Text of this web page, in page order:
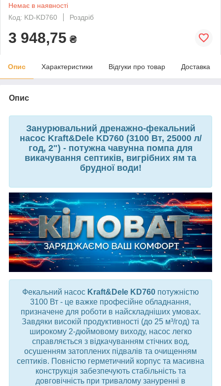
Немає в наявності
Код: KD-KD760
Роздріб
3 948,75 ₴
Опис Характеристики Відгуки про товар Доставка
Опис
Занурювальний дренажно-фекальний
насос Kraft&Dele KD760 (3100 Вт, 25000 л/
год, 2") - потужна чавунна помпа для
викачування септиків, вигрібних ям та
брудної води!
Фекальний насос Kraft&Dele KD760 потужністю
3100 Вт - це важке професійне обладнання,
призначене для роботи в найскладніших умовах.
Завдяки високій продуктивності (до 25 м³/год) та
широкому 2-дюймовому виходу, насос легко
справляється з відкачуванням стічних вод,
осушенням затоплених підвалів та очищенням
септиків. Повністю герметичний корпус та масивна
конструкція забезпечують стабільність та
довговічність при тривалому зануренні в